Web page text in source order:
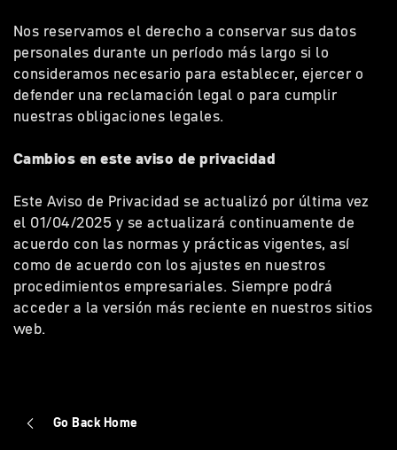
Nos reservamos el derecho a conservar sus datos
personales durante un período más largo si lo
consideramos necesario para establecer, ejercer o
defender una reclamación legal o para cumplir
nuestras obligaciones legales.
Cambios en este aviso de privacidad
Este Aviso de Privacidad se actualizó por última vez
el 01/04/2025 y se actualizará continuamente de
acuerdo con las normas y prácticas vigentes, así
como de acuerdo con los ajustes en nuestros
procedimientos empresariales. Siempre podrá
acceder a la versión más reciente en nuestros sitios
web.
Go Back Home